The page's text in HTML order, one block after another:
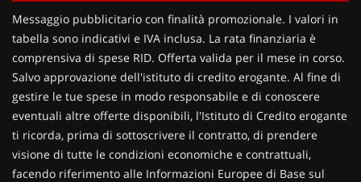
Contattaci
Messaggio pubblicitario con finalità promozionale. I valori in
tabella sono indicativi e IVA inclusa. La rata finanziaria è
comprensiva di spese RID. Offerta valida per il mese in corso.
Salvo approvazione dell'istituto di credito erogante. Al fine di
gestire le tue spese in modo responsabile e di conoscere
eventuali altre offerte disponibili, l'Istituto di Credito erogante
ti ricorda, prima di sottoscrivere il contratto, di prendere
visione di tutte le condizioni economiche e contrattuali,
facendo riferimento alle Informazioni Europee di Base sul